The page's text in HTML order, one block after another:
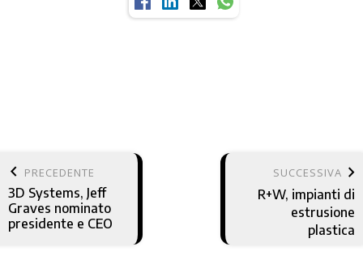
keyboard_arrow_left PRECEDENTE
3D Systems, Jeff
Graves nominato
presidente e CEO
SUCCESSIVA keyboard_arrow_right
R+W, impianti di
estrusione
plastica